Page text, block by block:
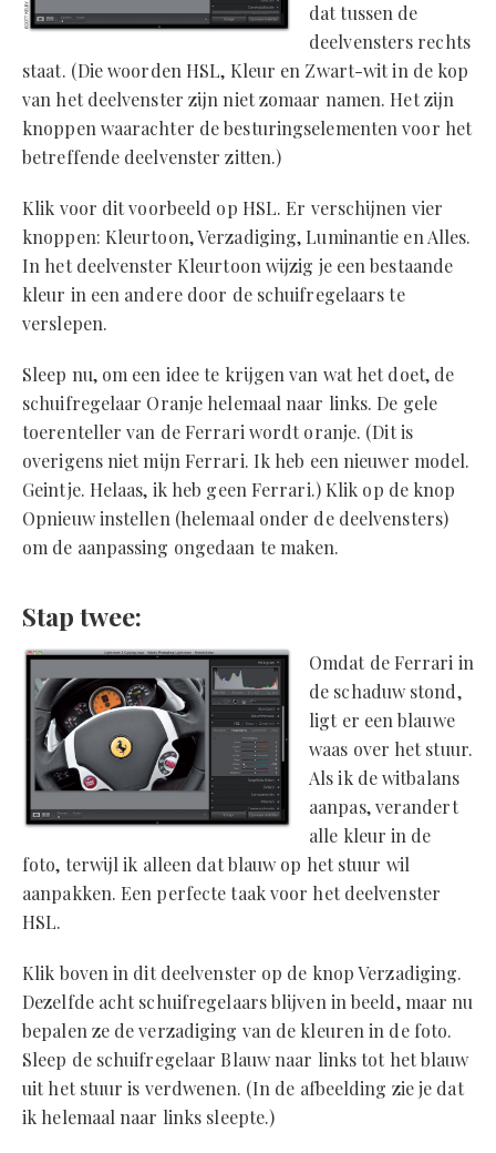
dat tussen de
deelvensters rechts
staat. (Die woorden HSL, Kleur en Zwart-wit in de kop
van het deelvenster zijn niet zomaar namen. Het zijn
knoppen waarachter de besturingselementen voor het
betreffende deelvenster zitten.)
Klik voor dit voorbeeld op HSL. Er verschijnen vier
knoppen: Kleurtoon, Verzadiging, Luminantie en Alles.
In het deelvenster Kleurtoon wijzig je een bestaande
kleur in een andere door de schuifregelaars te
verslepen.
Sleep nu, om een idee te krijgen van wat het doet, de
schuifregelaar Oranje helemaal naar links. De gele
toerenteller van de Ferrari wordt oranje. (Dit is
overigens niet mijn Ferrari. Ik heb een nieuwer model.
Geintje. Helaas, ik heb geen Ferrari.) Klik op de knop
Opnieuw instellen (helemaal onder de deelvensters)
om de aanpassing ongedaan te maken.
Stap twee:
Omdat de Ferrari in
de schaduw stond,
ligt er een blauwe
waas over het stuur.
Als ik de witbalans
aanpas, verandert
alle kleur in de
foto, terwijl ik alleen dat blauw op het stuur wil
aanpakken. Een perfecte taak voor het deelvenster
HSL.
Klik boven in dit deelvenster op de knop Verzadiging.
Dezelfde acht schuifregelaars blijven in beeld, maar nu
bepalen ze de verzadiging van de kleuren in de foto.
Sleep de schuifregelaar Blauw naar links tot het blauw
uit het stuur is verdwenen. (In de afbeelding zie je dat
ik helemaal naar links sleepte.)